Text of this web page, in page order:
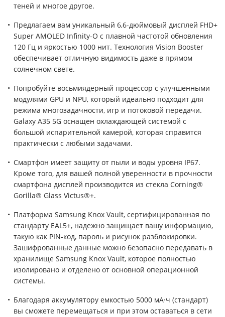
теней и многое другое.
Предлагаем вам уникальный 6,6-дюймовый дисплей FHD+
Super AMOLED Infinity-O с плавной частотой обновления
120 Гц и яркостью 1000 нит. Технология Vision Booster
обеспечивает отличную видимость даже в прямом
солнечном свете.
Попробуйте восьмиядерный процессор с улучшенными
модулями GPU и NPU, который идеально подходит для
режима многозадачности, игр и потоковой передачи.
Galaxy A35 5G оснащен охлаждающей системой с
большой испарительной камерой, которая справится
практически с любыми задачами.
Смартфон имеет защиту от пыли и воды уровня IP67.
Кроме того, для вашей полной уверенности в прочности
смартфона дисплей производится из стекла Corning®
Gorilla® Glass Victus®+.
Платформа Samsung Knox Vault, сертифицированная по
стандарту EAL5+, надежно защищает вашу информацию,
такую как PIN-код, пароль и рисунок разблокировки.
Зашифрованные данные можно безопасно передавать в
хранилище Samsung Knox Vault, которое полностью
изолировано и отделено от основной операционной
системы.
Благодаря аккумулятору емкостью 5000 мА·ч (стандарт)
вы сможете перемещаться и при этом оставаться в сети